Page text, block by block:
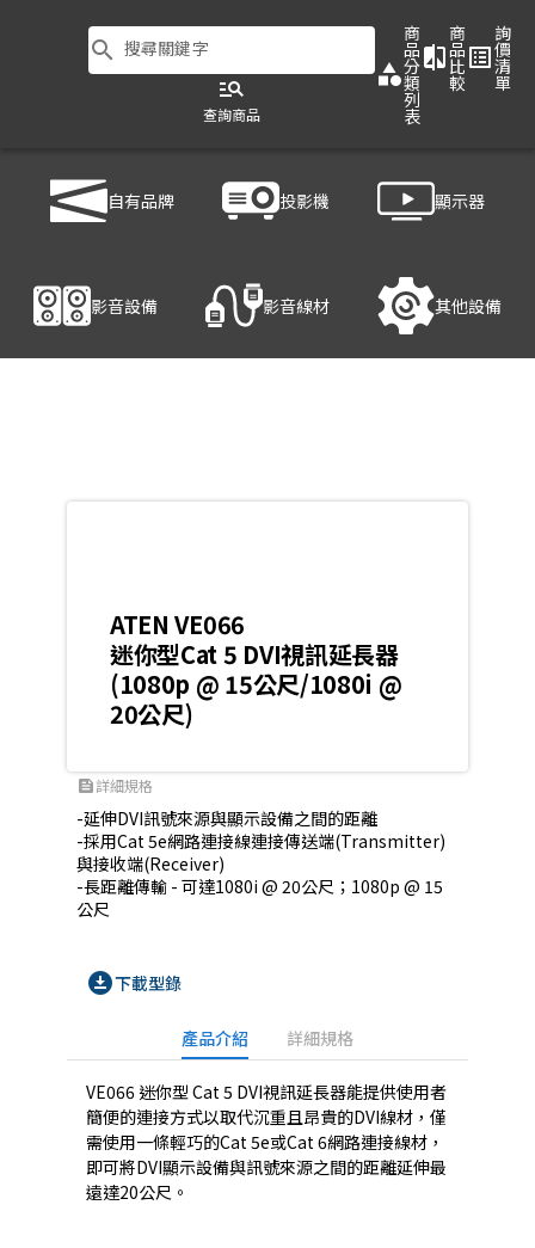
search 搜尋關鍵字
manage_search
查詢商品
category
商
品
分
類
列
表
compare
商
品
比
較
list_alt
詢
價
清
單
自有品牌 投影機 顯示器
影音設備 影音線材 其他設備
產品細節
ATEN VE066
迷你型Cat 5 DVI視訊延長器
(1080p @ 15公尺/1080i @
20公尺)
feed詳細規格
-延伸DVI訊號來源與顯示設備之間的距離
-採用Cat 5e網路連接線連接傳送端(Transmitter)
與接收端(Receiver)
-長距離傳輸 - 可達1080i @ 20公尺；1080p @ 15
公尺
download_for_offline下載型錄
產品介紹 詳細規格
VE066 迷你型 Cat 5 DVI視訊延長器能提供使用者
簡便的連接方式以取代沉重且昂貴的DVI線材，僅
需使用一條輕巧的Cat 5e或Cat 6網路連接線材，
即可將DVI顯示設備與訊號來源之間的距離延伸最
遠達20公尺。